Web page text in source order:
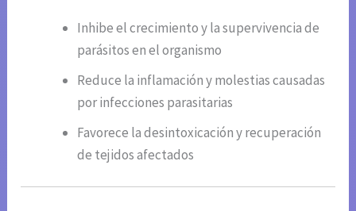
Inhibe el crecimiento y la supervivencia de
parásitos en el organismo
Reduce la inflamación y molestias causadas
por infecciones parasitarias
Favorece la desintoxicación y recuperación
de tejidos afectados